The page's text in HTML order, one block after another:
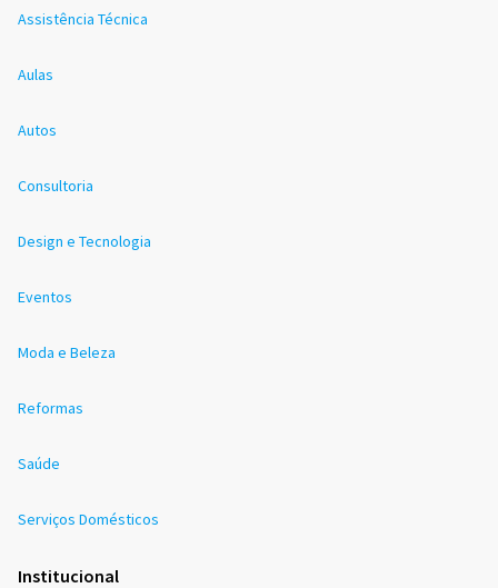
Assistência Técnica
Aulas
Autos
Consultoria
Design e Tecnologia
Eventos
Moda e Beleza
Reformas
Saúde
Serviços Domésticos
Institucional